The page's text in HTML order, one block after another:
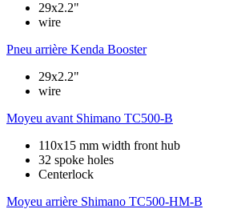
29x2.2"
wire
Pneu arrière Kenda Booster
29x2.2"
wire
Moyeu avant Shimano TC500-B
110x15 mm width front hub
32 spoke holes
Centerlock
Moyeu arrière Shimano TC500-HM-B